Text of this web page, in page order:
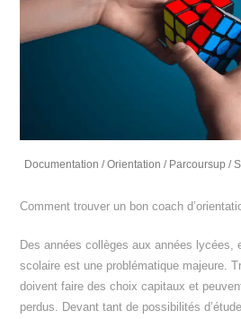
Documentation / Orientation / Parcoursup /
Comment trouver un bon coach
Des années collèges aux années lycées,
scolaire est une problématique majeure.
doivent faire des choix capitaux et
perdus. Devant tant de possibilités